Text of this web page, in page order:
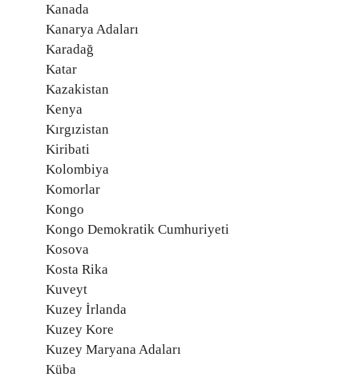
Kanada
Kanarya Adaları
Karadağ
Katar
Kazakistan
Kenya
Kırgızistan
Kiribati
Kolombiya
Komorlar
Kongo
Kongo Demokratik Cumhuriyeti
Kosova
Kosta Rika
Kuveyt
Kuzey İrlanda
Kuzey Kore
Kuzey Maryana Adaları
Küba